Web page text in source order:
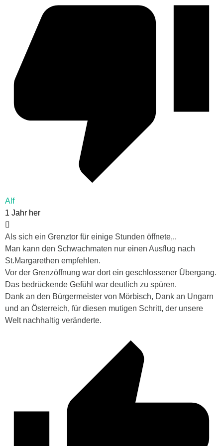
Alf
1 Jahr her
Als sich ein Grenztor für einige Stunden öffnete,..
Man kann den Schwachmaten nur einen Ausflug nach
St.Margarethen empfehlen.
Vor der Grenzöffnung war dort ein geschlossener Übergang.
Das bedrückende Gefühl war deutlich zu spüren.
Dank an den Bürgermeister von Mörbisch, Dank an Ungarn
und an Österreich, für diesen mutigen Schritt, der unsere
Welt nachhaltig veränderte.